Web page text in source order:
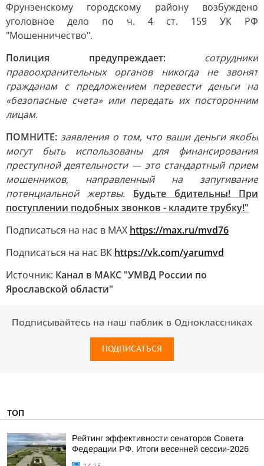
Фрунзенскому городскому району возбуждено
уголовное дело по ч. 4 ст. 159 УК РФ
"Мошенничество".
Полиция предупреждает:сотрудники
правоохранительных органов никогда не звонят
гражданам с предложением перевести деньги на
«безопасные счета» или передать их посторонним
лицам.
ПОМНИТЕ: заявления о том, что ваши деньги якобы
могут быть использованы для финансирования
преступной деятельности — это стандартный прием
мошенников, направленный на запугивание
потенциальной жертвы. Будьте бдительны! При
поступлении подобных звонков - кладите трубку!"
Подписаться на нас в МАХ https://max.ru/mvd76
Подписаться на нас ВК https://vk.com/yarumvd
Источник: Канал в МАКС "УМВД России по
Ярославской области"
Подписывайтесь на наш паблик в Одноклассниках
ПОДПИСАТЬСЯ
ТОП
Рейтинг эффективности сенаторов Совета
Федерации РФ. Итоги весенней сессии-2026